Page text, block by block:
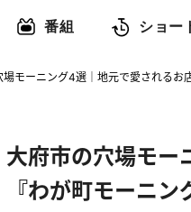
番組 ショー
モーニング4選｜地元で愛されるお
大府市の穴場モー
『わが町モーニン